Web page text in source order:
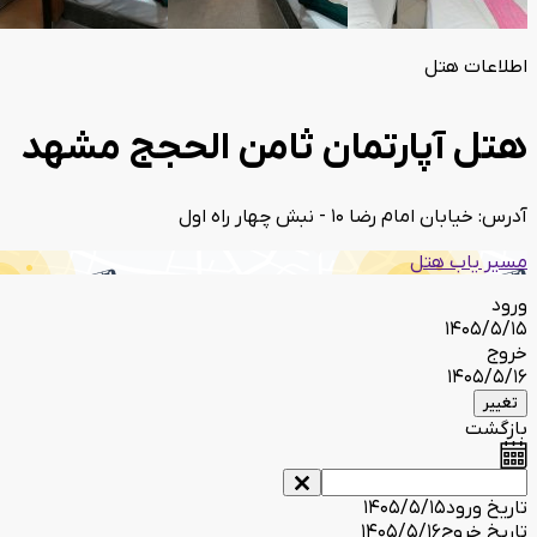
اطلاعات هتل
هتل آپارتمان ثامن الحجج مشهد
آدرس: خیابان امام رضا 10 - نبش چهار راه اول
مسیر یاب هتل
ورود
1405/5/15
خروج
1405/5/16
تغییر
بازگشت
تاریخ ورود1405/5/15